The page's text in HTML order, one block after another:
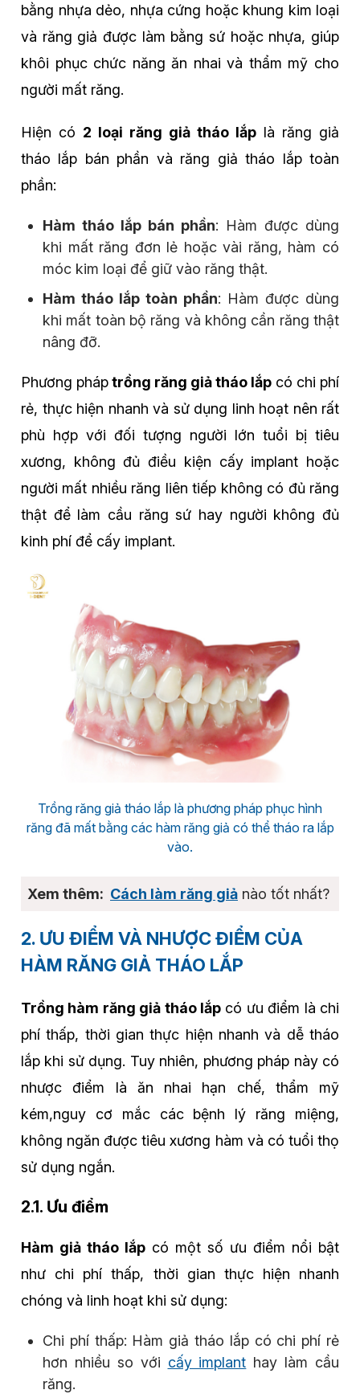
bằng nhựa dẻo, nhựa cứng hoặc khung kim loại
và răng giả được làm bằng sứ hoặc nhựa, giúp
khôi phục chức năng ăn nhai và thẩm mỹ cho
người mất răng.
Hiện có 2 loại răng giả tháo lắp là răng giả
tháo lắp bán phần và răng giả tháo lắp toàn
phần:
Hàm tháo lắp bán phần: Hàm được dùng
khi mất răng đơn lẻ hoặc vài răng, hàm có
móc kim loại để giữ vào răng thật.
Hàm tháo lắp toàn phần: Hàm được dùng
khi mất toàn bộ răng và không cần răng thật
nâng đỡ.
Phương pháptrồng răng giả tháo lắp có chi phí
rẻ, thực hiện nhanh và sử dụng linh hoạt nên rất
phù hợp với đối tượng người lớn tuổi bị tiêu
xương, không đủ điều kiện cấy implant hoặc
người mất nhiều răng liên tiếp không có đủ răng
thật để làm cầu răng sứ hay người không đủ
kinh phí để cấy implant.
Trồng răng giả tháo lắp là phương pháp phục hình
răng đã mất bằng các hàm răng giả có thể tháo ra lắp
vào.
Cách làm răng giả nào tốt nhất?
2. ƯU ĐIỂM VÀ NHƯỢC ĐIỂM CỦA
HÀM RĂNG GIẢ THÁO LẮP
Trồng hàm răng giả tháo lắp có ưu điểm là chi
phí thấp, thời gian thực hiện nhanh và dễ tháo
lắp khi sử dụng. Tuy nhiên, phương pháp này có
nhược điểm là ăn nhai hạn chế, thẩm mỹ
kém,nguy cơ mắc các bệnh lý răng miệng,
không ngăn được tiêu xương hàm và có tuổi thọ
sử dụng ngắn.
2.1. Ưu điểm
Hàm giả tháo lắp có một số ưu điểm nổi bật
như chi phí thấp, thời gian thực hiện nhanh
chóng và linh hoạt khi sử dụng:
Chi phí thấp: Hàm giả tháo lắp có chi phí rẻ
hơn nhiều so với cấy implant hay làm cầu
răng.